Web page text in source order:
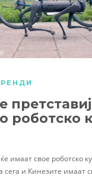
роботско
имаат свое роботско
сега и Кинезите имаат